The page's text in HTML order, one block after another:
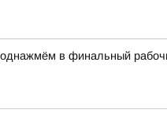
в финальный